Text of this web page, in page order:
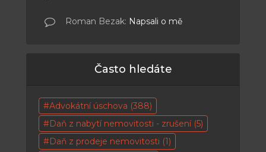
Roman Bezak: Napsali o mě
Často hledáte
Advokátní úschova (388)
Daň z nabytí nemovitosti - zrušení(5)
Daň z prodeje nemovitosti (1)